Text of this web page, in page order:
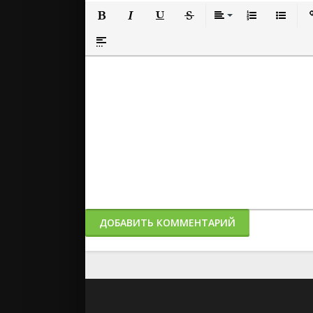
Вставка спойлера
ДОБАВИТЬ КОММЕНТАРИЙ